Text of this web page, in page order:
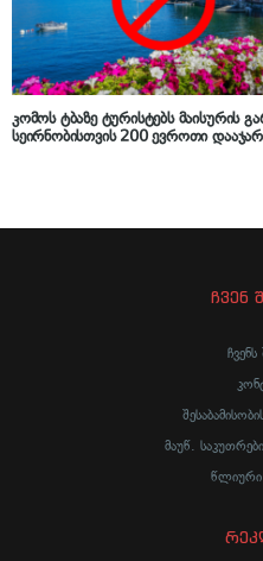
კომოს ტბაზე ტურისტებს მაისურის
სეირნობისთვის 200 ევროთი
ჩვენ
ჩვენს
მაუწ.
წლიური